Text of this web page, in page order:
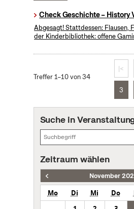
Check Geschichte – History
Abgesagt! Stattdessen: Flausen,
der Kinderbibliothek: offene
Treffer 1–10 von 34
|<
3
Suche in
Zeitraum wählen
November
Mo Di Mi Do